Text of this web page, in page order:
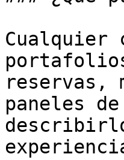
Cualquier
reservas,
paneles